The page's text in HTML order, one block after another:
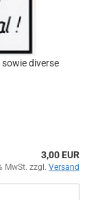
diverse
3,00 EUR
MwSt. zzgl. Versand